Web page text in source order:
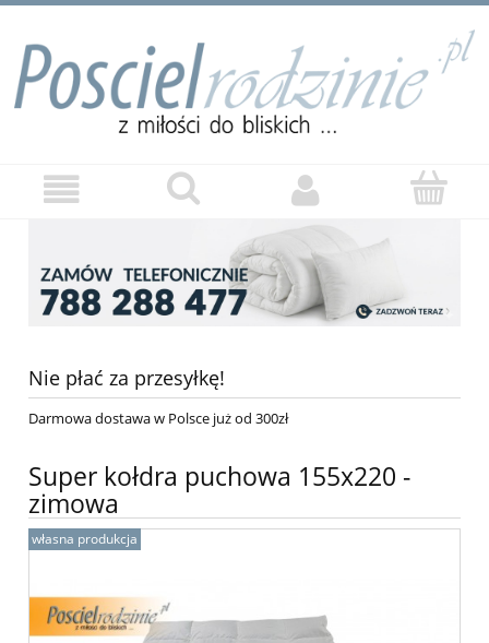
Nie płać za przesyłkę!
Darmowa dostawa w Polsce już od 300zł
Super kołdra puchowa 155x220 -
zimowa
własna produkcja